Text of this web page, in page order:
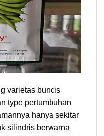
varietas buncis
type pertumbuhan
hanya sekitar
silindris berwarna